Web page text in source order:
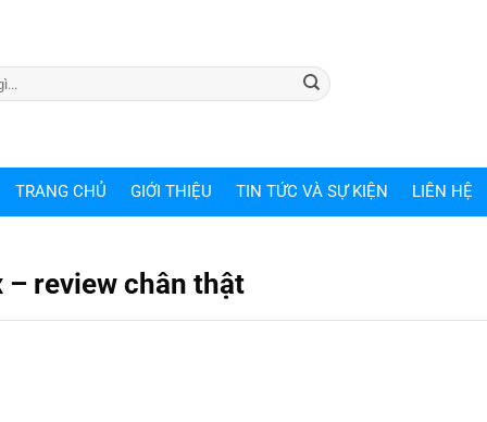
TRANG CHỦ GIỚI THIỆU TIN TỨC VÀ SỰ KIỆN LIÊN HỆ
– review chân thật